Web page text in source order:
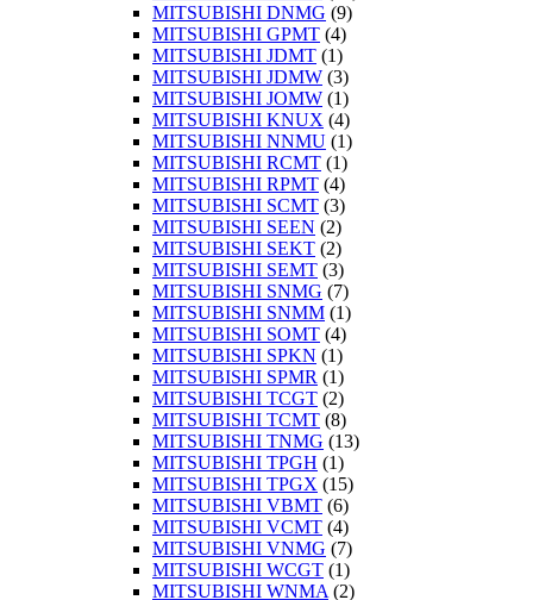
MITSUBISHI DNMG (9)
MITSUBISHI GPMT (4)
MITSUBISHI JDMT (1)
MITSUBISHI JDMW (3)
MITSUBISHI JOMW (1)
MITSUBISHI KNUX (4)
MITSUBISHI NNMU (1)
MITSUBISHI RCMT (1)
MITSUBISHI RPMT (4)
MITSUBISHI SCMT (3)
MITSUBISHI SEEN (2)
MITSUBISHI SEKT (2)
MITSUBISHI SEMT (3)
MITSUBISHI SNMG (7)
MITSUBISHI SNMM (1)
MITSUBISHI SOMT (4)
MITSUBISHI SPKN (1)
MITSUBISHI SPMR (1)
MITSUBISHI TCGT (2)
MITSUBISHI TCMT (8)
MITSUBISHI TNMG (13)
MITSUBISHI TPGH (1)
MITSUBISHI TPGX (15)
MITSUBISHI VBMT (6)
MITSUBISHI VCMT (4)
MITSUBISHI VNMG (7)
MITSUBISHI WCGT (1)
MITSUBISHI WNMA (2)